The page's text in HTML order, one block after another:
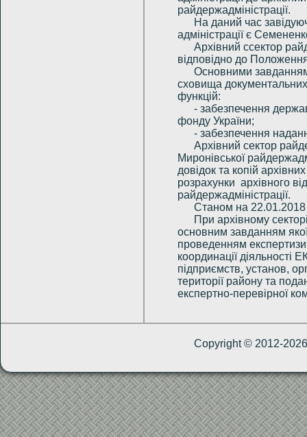
райдержадміністрації.
На даний час
адміністрації є
Архівний ссектор
відповідно до
Основними
сховища документальних
функцій:
- забезпечення
фонду України;
- забезпечення
Архівний сектор
Миронівської
довідок та копій
розрахунки архівного
райдержадміністрації.
Станом на 22.01.2018
При архівному
основним завданням
проведенням експертизи
координації діяльності
підприємств, установ,
території району та
експертно-перевірної
Copyright © 2012-